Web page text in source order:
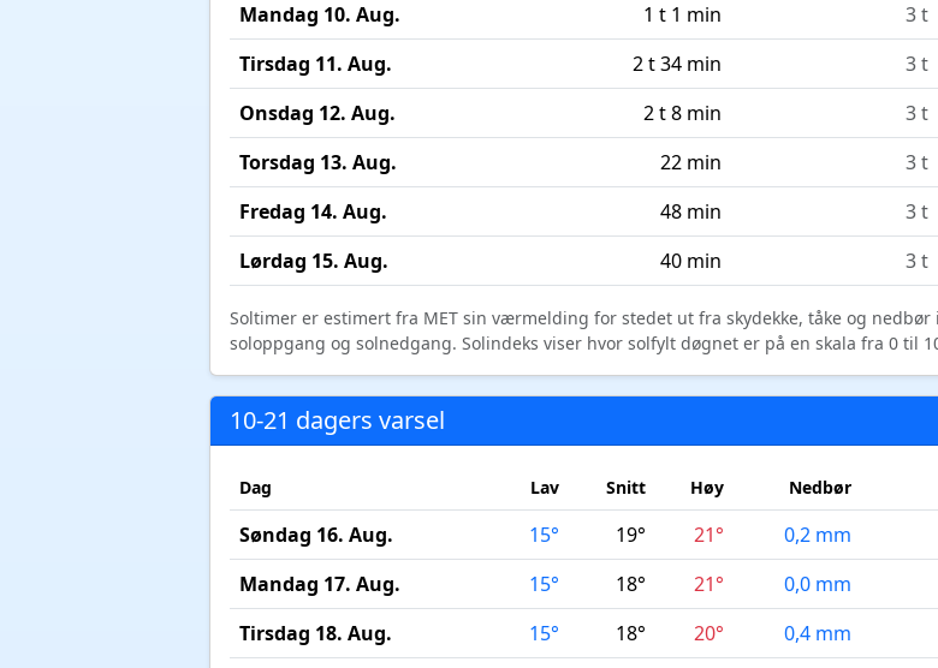
Mandag 10. Aug. 1 t 1 min 3 t
Tirsdag 11. Aug. 2 t 34 min 3 t
Onsdag 12. Aug. 2 t 8 min 3 t
Torsdag 13. Aug. 22 min 3 t
Fredag 14. Aug. 48 min 3 t
Lørdag 15. Aug. 40 min 3 t
Soltimer er estimert fra MET sin værmelding for stedet ut fra skydekke, tåke og
soloppgang og solnedgang. Solindeks viser hvor solfylt døgnet er på en skala fra 0 til
10-21 dagers varsel
Dag Lav Snitt Høy Nedbør
Søndag 16. Aug. 15° 19° 21° 0,2 mm
Mandag 17. Aug.
15° 18° 21° 0,0 mm
Tirsdag 18. Aug.
15° 18° 20° 0,4 mm